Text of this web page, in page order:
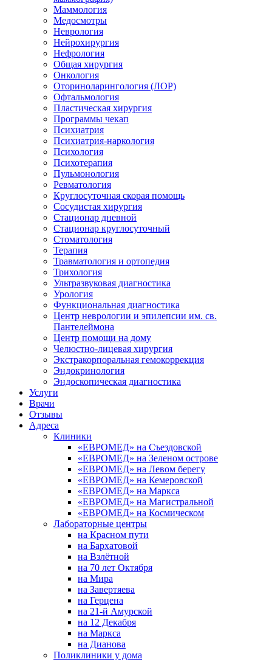
Маммология
Медосмотры
Неврология
Нейрохирургия
Нефрология
Общая хирургия
Онкология
Оториноларингология (ЛОР)
Офтальмология
Пластическая хирургия
Программы чекап
Психиатрия
Психиатрия-наркология
Психология
Психотерапия
Пульмонология
Ревматология
Круглосуточная скорая помощь
Сосудистая хирургия
Стационар дневной
Стационар круглосуточный
Стоматология
Терапия
Травматология и ортопедия
Трихология
Ультразвуковая диагностика
Урология
Функциональная диагностика
Центр неврологии и эпилепсии им. св.
Пантелеймона
Центр помощи на дому
Челюстно-лицевая хирургия
Экстракорпоральная гемокоррекция
Эндокринология
Эндоскопическая диагностика
Услуги
Врачи
Отзывы
Адреса
Клиники
«ЕВРОМЕД» на Съездовской
«ЕВРОМЕД» на Зеленом острове
«ЕВРОМЕД» на Левом берегу
«ЕВРОМЕД» на Кемеровской
«ЕВРОМЕД» на Маркса
«ЕВРОМЕД» на Магистральной
«ЕВРОМЕД» на Космическом
Лабораторные центры
на Красном пути
на Бархатовой
на Взлётной
на 70 лет Октября
на Мира
на Завертяева
на Герцена
на 21-й Амурской
на 12 Декабря
на Маркса
на Дианова
Поликлиники у дома